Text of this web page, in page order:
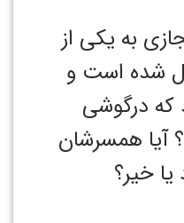
به یکی از
شده است و
که درگوشی
آیا همسرشان
یا خیر؟